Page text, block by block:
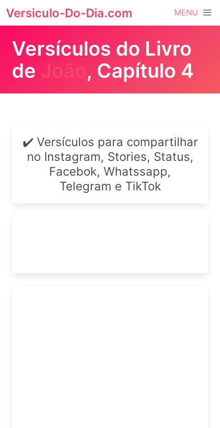
Versiculo-Do-Dia.com MENU
Versículos do Livro
de João, Capítulo 4
✔️ Versículos para compartilhar
no Instagram, Stories, Status,
Facebok, Whatssapp,
Telegram e TikTok